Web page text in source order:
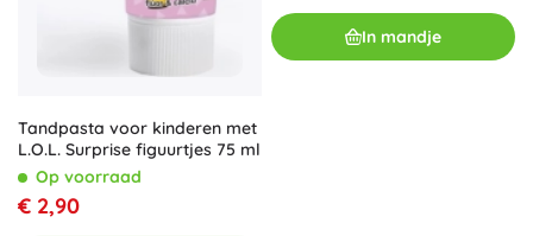
Tandpasta voor kinderen met
L.O.L. Surprise figuurtjes 75 ml
Op voorraad
€ 2,90
In mandje